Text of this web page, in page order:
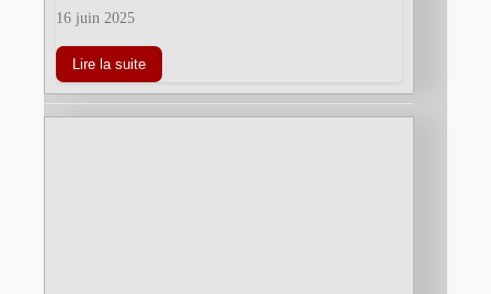
16 juin 2025
Lire la suite